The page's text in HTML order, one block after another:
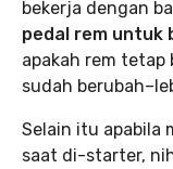
bekerja dengan
pedal rem untuk
apakah rem tetap
sudah
Selain itu apabila
saat di-starter,